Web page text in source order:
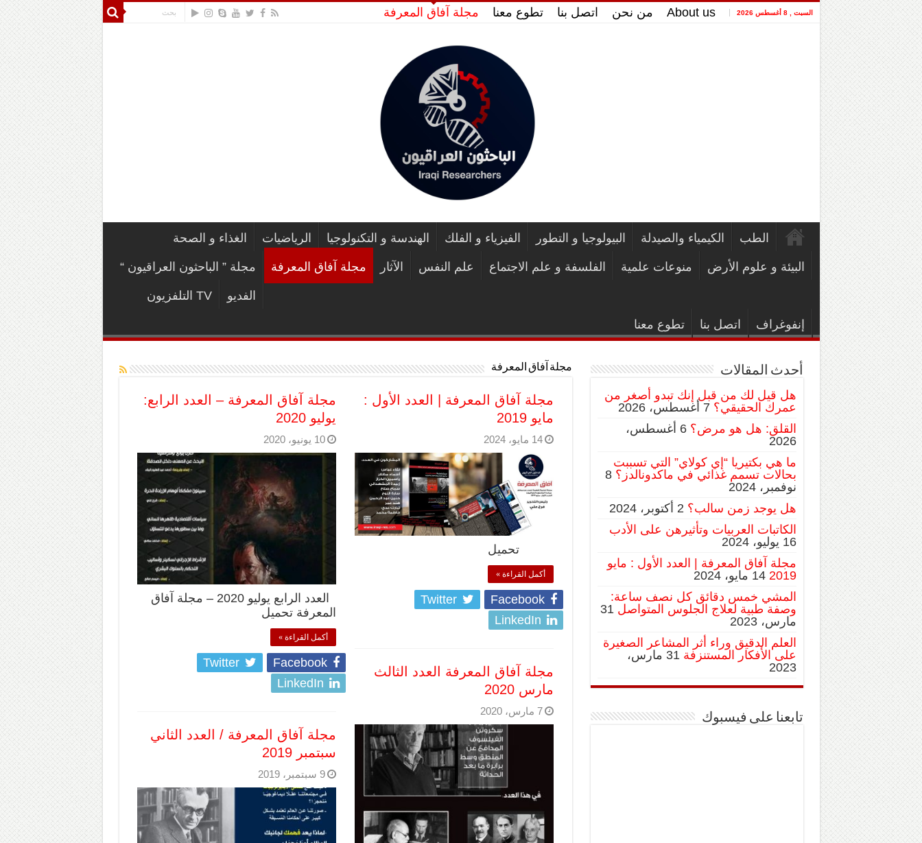
السبت , 8 أغسطس 2026 About us من نحن اتصل بنا تطوع معنا مجلة آفاق المعرفة
الطب الكيمياء والصيدلة البيولوجيا و التطور الفيزياء و الفلك الهندسة و التكنولوجيا الرياضيات الغذاء و الصحة
البيئة و علوم الأرض منوعات علمية الفلسفة و علم الاجتماع علم النفس الآثار مجلة آفاق المعرفة مجلة ” الباحثون العراقيون “
الفديو TV التلفزيون
إنفوغراف اتصل بنا تطوع معنا
مجلة آفاق المعرفة
مجلة آفاق المعرفة | العدد الأول :
مايو 2019
14 مايو، 2024
تحميل
أكمل القراءة »
Facebook
Twitter
LinkedIn
مجلة آفاق المعرفة – العدد الرابع:
يوليو 2020
10 يونيو، 2020
العدد الرابع يوليو 2020 – مجلة آفاق
المعرفة تحميل
أكمل القراءة »
Facebook
Twitter
LinkedIn
مجلة آفاق المعرفة العدد الثالث
مارس 2020
7 مارس، 2020
مجلة آفاق المعرفة / العدد الثاني
سبتمبر 2019
9 سبتمبر، 2019
أحدث المقالات
هل قيل لك من قبل إنك تبدو أصغر من
عمرك الحقيقي؟ 7 أغسطس، 2026
القلق: هل هو مرض؟
6 أغسطس،
2026
ما هي بكتيريا “إي كولاي” التي تسببت
بحالات تسمم غذائي في ماكدونالدز؟ 8
نوفمبر، 2024
هل يوجد زمن سالب؟ 2 أكتوبر، 2024
الكاتبات العربيات وتأثيرهن على الأدب
16 يوليو، 2024
مجلة آفاق المعرفة | العدد الأول : مايو
2019 14 مايو، 2024
المشي خمس دقائق كل نصف ساعة:
وصفة طبية لعلاج الجلوس المتواصل 31
مارس، 2023
العلم الدقيق وراء أثر المشاعر الصغيرة
على الأفكار المستنزفة
31 مارس،
2023
تابعنا على فيسبوك